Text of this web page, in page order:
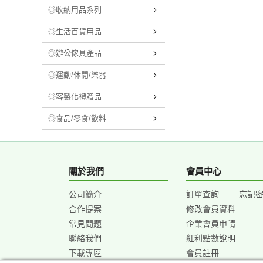
◎收納用品系列
◎生活百貨用品
◎辦公傢具產品
◎運動/休閒/樂器
◎客製化禮贈品
◎食品/零食/飲料
關於我們
公司簡介
合作提案
常見問題
聯絡我們
下載專區
會員中心
訂單查詢
修改會員資料
企業會員申請
紅利點數說明
會員註冊
忘記